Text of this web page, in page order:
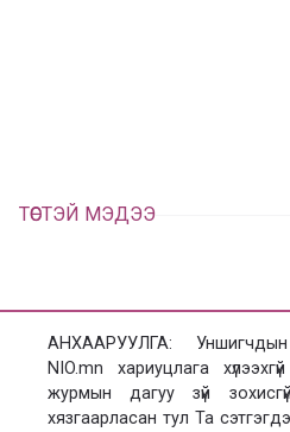
ТӨСТЭЙ МЭДЭЭ
АНХААРУУЛГА:
NIO.mn хариуцлага
журмын дагуу зүй
хязгаарласан тул Та